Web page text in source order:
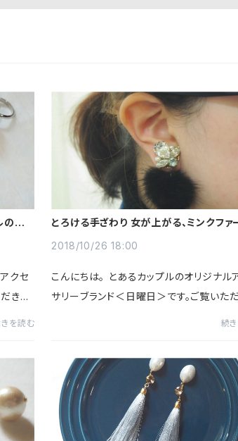
リン
クセ
きあ
生日
を読む
とろける手ざわり 女が上がる、ミンクファ
2018/10/26 18:00
こんにちは。 とあるカップルのオリジナル
サリーブランド＜日曜日＞です。ご覧いた
りがとうございます。 今回は秋冬感満載
コー...
続